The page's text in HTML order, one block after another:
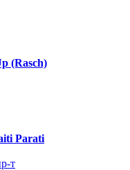
(Rasch)
Parati
т